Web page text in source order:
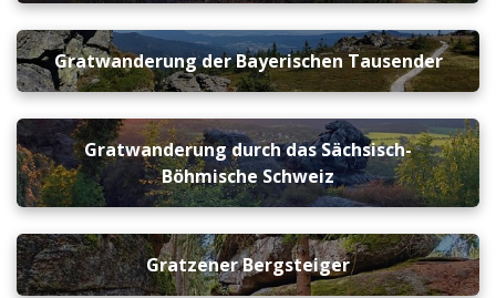
Gratwanderung der Bayerischen Tausender
Gratwanderung durch das Sächsisch-
Böhmische Schweiz
Gratzener Bergsteiger